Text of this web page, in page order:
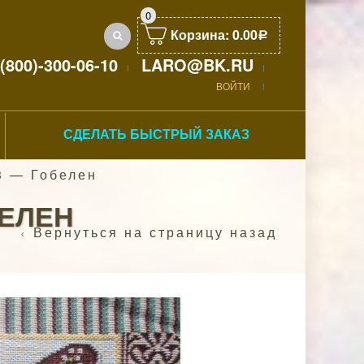
0
Корзина: 0.00Р
300-06-10 LARO@BK.RU
ВОЙТИ
СДЕЛАТЬ БЫСТРЫЙ ЗАКАЗ
— Гобелен
Вернуться на страницу назад